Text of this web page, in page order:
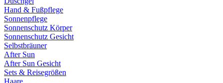
Hand & Fußpflege
Sonnenpflege
Sonnenschutz Körper
Sonnenschutz Gesicht
Selbstbräuner
After Sun
After Sun Gesicht
Sets & Reisegrößen
Haare